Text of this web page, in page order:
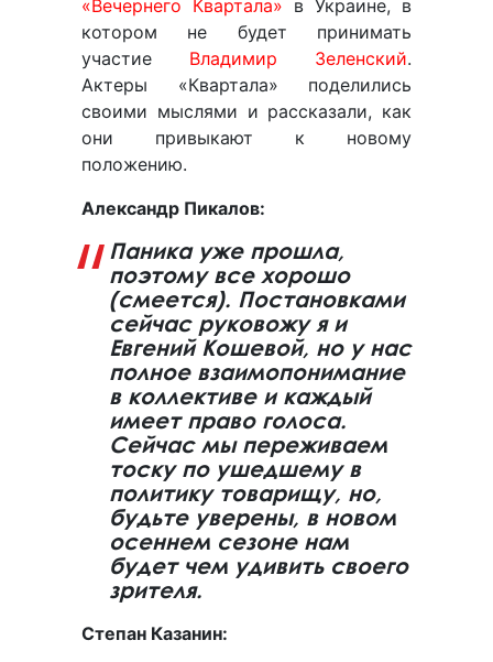
«Вечернего Квартала» в Украине, в
котором не будет принимать
участие Владимир Зеленский.
Актеры «Квартала» поделились
своими мыслями и рассказали, как
они привыкают к новому
положению.
Александр Пикалов:
Паника уже прошла,
поэтому все хорошо
(смеется). Постановками
сейчас руковожу я и
Евгений Кошевой, но у нас
полное взаимопонимание
в коллективе и каждый
имеет право голоса.
Сейчас мы переживаем
тоску по ушедшему в
политику товарищу, но,
будьте уверены, в новом
осеннем сезоне нам
будет чем удивить своего
зрителя.
Степан Казанин: